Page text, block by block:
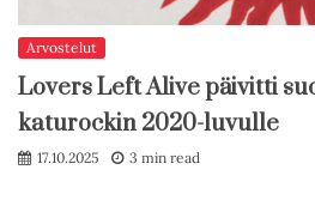
Arvostelut
Lovers Left Alive päivitti
katurockin 2020-luvulle
17.10.2025 3 min read